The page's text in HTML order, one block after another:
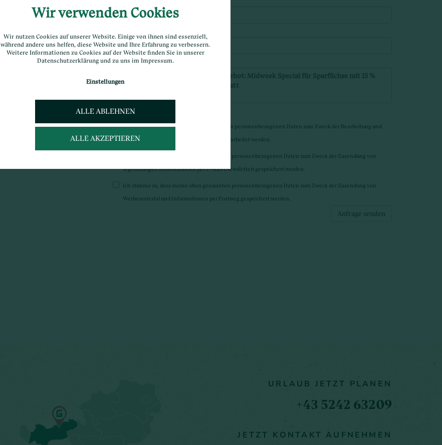
E-Mail
Telefon
*Ich stimme zu, dass meine oben genannten personenbezogenen Daten zum Zweck der Bearbeitung und
Verwaltung der Anfrage gespeichert und verarbeitet werden.
Ich stimme zu, dass meine oben genannten personenbezogenen Daten zum Zweck der Zusendung von
regelmäßigen Informationen per E-Mail (Newsletter) gespeichert werden.
Ich stimme zu, dass meine oben genannten personenbezogenen Daten zum Zweck der Zusendung von
Werbematerial und Informationen per Postweg gespeichert werden.
Anfrage senden
URLAUB JETZT PLANEN
+43 5242 63209
JETZT KONTAKT AUFNEHMEN
Wir verwenden Cookies
Wir nutzen Cookies auf unserer Website. Einige von ihnen sind essenziell,
während andere uns helfen, diese Website und Ihre Erfahrung zu verbessern.
Weitere Informationen zu Cookies auf der Website finden Sie in unserer
Datenschutzerklärungund zu uns im Impressum.
Einstellungen
ALLE ABLEHNEN
ALLE AKZEPTIEREN